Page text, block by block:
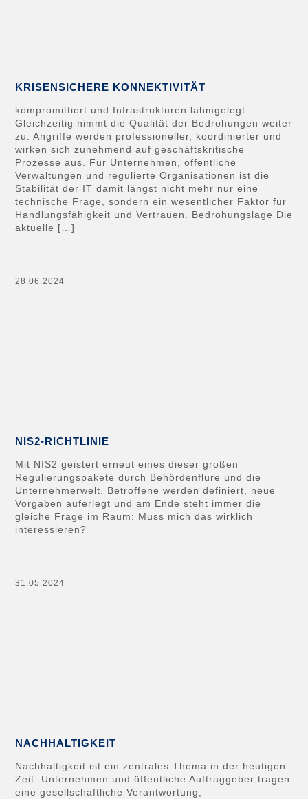
KRISENSICHERE KONNEKTIVITÄT
kompromittiert und Infrastrukturen lahmgelegt.
Gleichzeitig nimmt die Qualität der Bedrohungen weiter
zu: Angriffe werden professioneller, koordinierter und
wirken sich zunehmend auf geschäftskritische
Prozesse aus. Für Unternehmen, öffentliche
Verwaltungen und regulierte Organisationen ist die
Stabilität der IT damit längst nicht mehr nur eine
technische Frage, sondern ein wesentlicher Faktor für
Handlungsfähigkeit und Vertrauen. Bedrohungslage Die
aktuelle […]
28.06.2024
NIS2-RICHTLINIE
Mit NIS2 geistert erneut eines dieser großen
Regulierungspakete durch Behördenflure und die
Unternehmerwelt. Betroffene werden definiert, neue
Vorgaben auferlegt und am Ende steht immer die
gleiche Frage im Raum: Muss mich das wirklich
interessieren?
31.05.2024
NACHHALTIGKEIT
Nachhaltigkeit ist ein zentrales Thema in der heutigen
Zeit. Unternehmen und öffentliche Auftraggeber tragen
eine gesellschaftliche Verantwortung,